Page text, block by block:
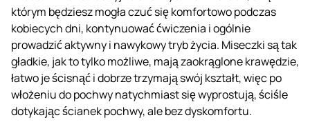
którym będziesz mogła czuć się komfortowo podczas
kobiecych dni, kontynuować ćwiczenia i ogólnie
prowadzić aktywny i nawykowy tryb życia. Miseczki są tak
gładkie, jak to tylko możliwe, mają zaokrąglone krawędzie,
łatwo je ścisnąć i dobrze trzymają swój kształt, więc po
włożeniu do pochwy natychmiast się wyprostują, ściśle
dotykając ścianek pochwy, ale bez dyskomfortu.